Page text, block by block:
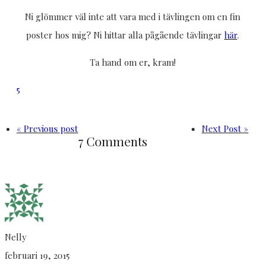
Ni glömmer väl inte att vara med i tävlingen om en fin
poster hos mig? Ni hittar alla pågående tävlingar här.
Ta hand om er, kram!
5
« Previous post Next Post »
7 Comments
Nelly
februari 19, 2015